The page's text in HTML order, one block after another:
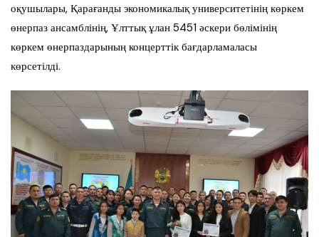
оқушылары, Қарағанды экономикалық университетінің көркем
өнерпаз ансамблінің, Ұлттық ұлан 5451 әскери бөлімінің
көркем өнерпаздарының концерттік бағдарламаласы
көрсетілді.